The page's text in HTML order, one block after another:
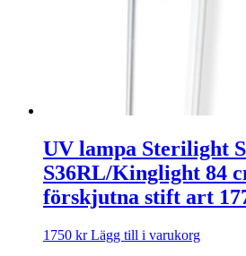
UV lampa Sterilight
S36RL/Kinglight 84
förskjutna stift art
1750 kr Lägg till i varukorg